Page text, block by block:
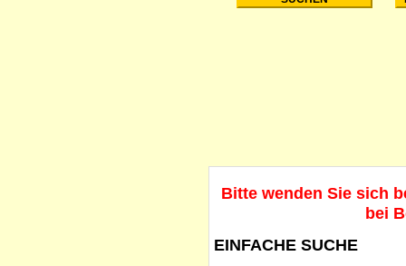
Bitte wenden Sie sich
bei
EINFACHE SUCHE